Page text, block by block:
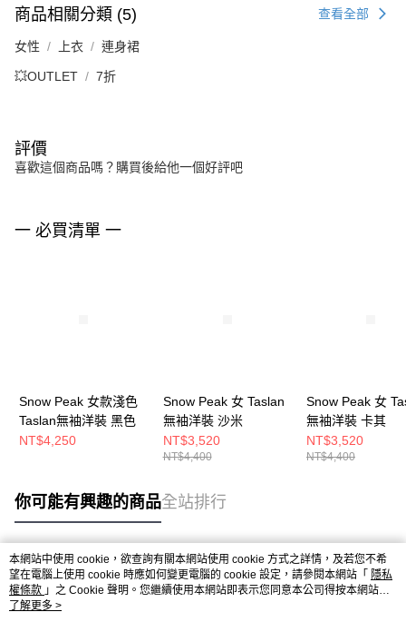
商品相關分類 (5) 查看全部
女性 上衣 連身裙
💥OUTLET 7折
評價
喜歡這個商品嗎？購買後給他一個好評吧
一 必買清單 一
Snow Peak 女款淺色
Taslan無袖洋裝 黑色
NT$4,250
Snow Peak 女 Taslan
無袖洋裝 沙米
NT$3,520
NT$4,400
Snow Peak 女
無袖洋裝 卡其
NT$3,520
NT$4,400
你可能有興趣的商品全站排行
熱門標籤
本網站中使用 cookie，欲查詢有關本網站使用 cookie 方式之詳情，及若您不希
望在電腦上使用 cookie 時應如何變更電腦的 cookie 設定，請參閱本網站「 隱私
權條款 」之 Cookie 聲明。您繼續使用本網站即表示您同意本公司得按本網站使
用條款之 Cookie 聲明使用 cookie。
了解更多 >